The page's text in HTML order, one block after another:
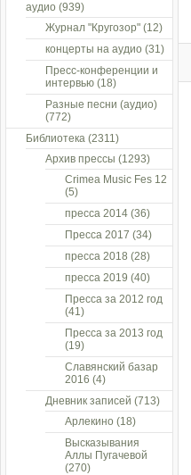
аудио (939)
Журнал "Кругозор" (12)
концерты на аудио (31)
Пресс-конференции и
интервью (18)
Разные песни (аудио)
(772)
Библиотека (2311)
Архив прессы (1293)
Crimea Music Fes 12
(5)
пресса 2014 (36)
Пресса 2017 (34)
пресса 2018 (28)
пресса 2019 (40)
Пресса за 2012 год
(41)
Пресса за 2013 год
(19)
Славянский базар
2016 (4)
Дневник записей (713)
Арлекино (18)
Высказывания
Аллы Пугачевой
(270)